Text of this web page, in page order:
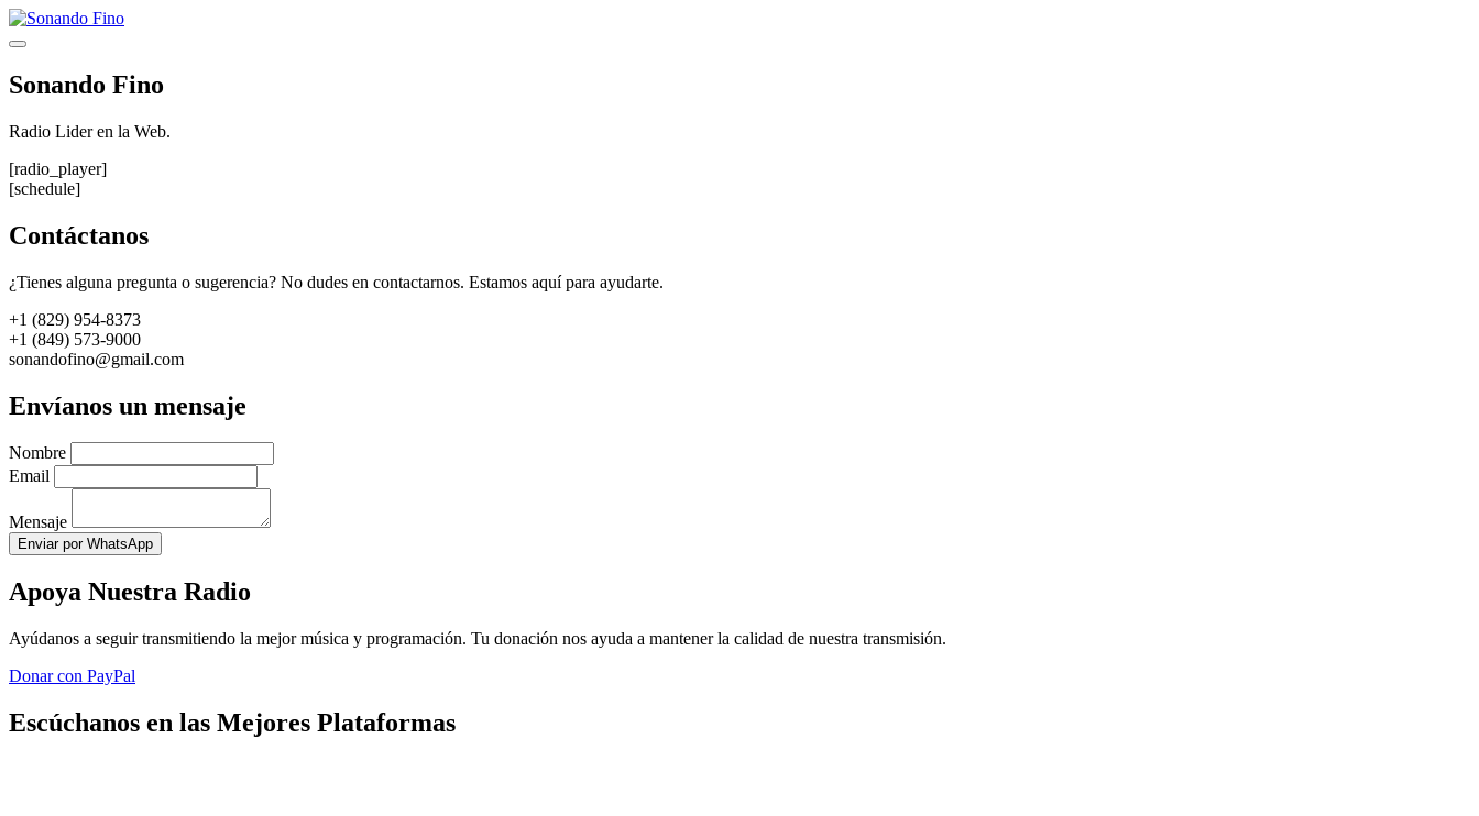
Saltar
al
Menú
Sonando Fino
Radio Lider en la Web.
[radio_player]
[schedule]
Contáctanos
¿Tienes alguna pregunta o sugerencia? No dudes en contactarnos. Estamos aquí para ayudarte.
+1 (829) 954-8373
+1 (849) 573-9000
sonandofino@gmail.com
Envíanos un mensaje
Nombre
Email
Mensaje
Enviar por WhatsApp
Apoya Nuestra Radio
Ayúdanos a seguir transmitiendo la mejor música y programación. Tu donación nos ayuda a mantener la calidad de nuestra transmisión.
Donar con PayPal
Escúchanos en las Mejores Plataformas